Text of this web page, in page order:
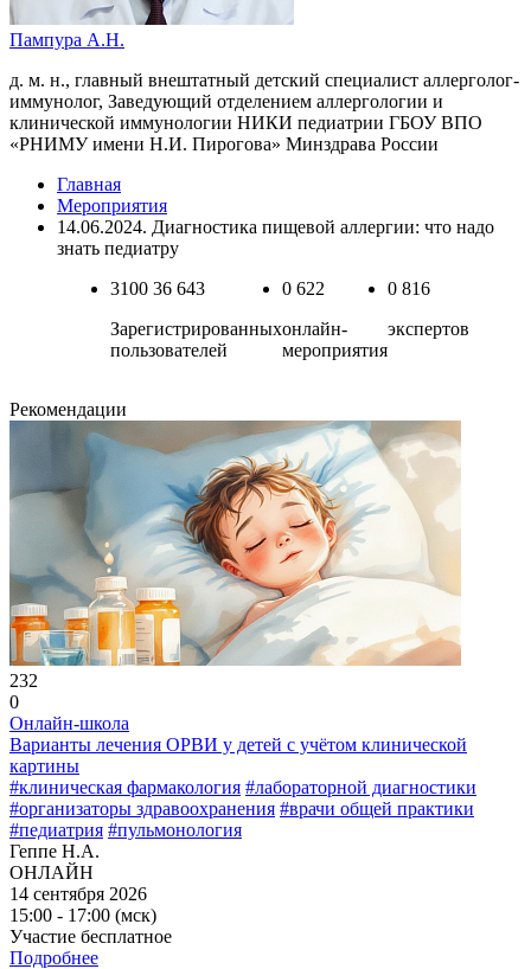
Пампура А.Н.
д. м. н., главный внештатный детский специалист аллерголог-
иммунолог, Заведующий отделением аллергологии и
клинической иммунологии НИКИ педиатрии ГБОУ ВПО
«РНИМУ имени Н.И. Пирогова» Минздрава России
Главная
Мероприятия
14.06.2024. Диагностика пищевой аллергии: что надо
знать педиатру
3100 36 643
Зарегистрированных
пользователей
0 622
онлайн-
мероприятия
0 816
экспертов
Рекомендации
232
0
Онлайн-школа
Варианты лечения ОРВИ у детей с учётом клинической
картины
#клиническая фармакология #лабораторной диагностики
#организаторы здравоохранения #врачи общей практики
#педиатрия #пульмонология
Геппе Н.А.
ОНЛАЙН
14 сентября 2026
15:00 - 17:00 (мск)
Участие бесплатное
Подробнее